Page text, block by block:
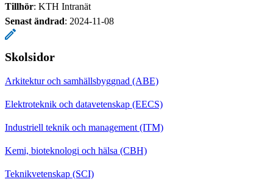
Tillhör: KTH Intranät
Senast ändrad: 2024-11-08
Skolsidor
Arkitektur och samhällsbyggnad (ABE)
Elektroteknik och datavetenskap (EECS)
Industriell teknik och management (ITM)
Kemi, bioteknologi och hälsa (CBH)
Teknikvetenskap (SCI)